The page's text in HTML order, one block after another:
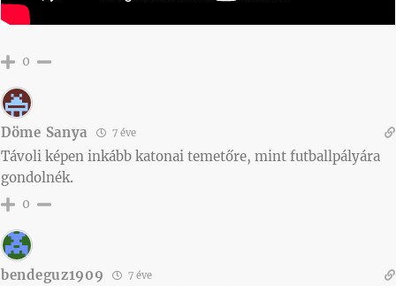
0
Döme Sanya 7 éve
Távoli képen inkább katonai temetőre, mint futballpályára
gondolnék.
0
bendeguz1909 7 éve